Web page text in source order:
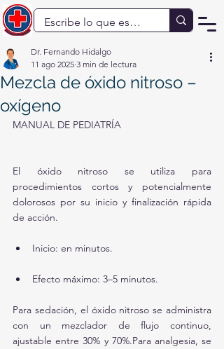
Mezcla de óxido nitroso –
oxígeno
Dr. Fernando Hidalgo
11 ago 2025 3 min de lectura
MANUAL DE PEDIATRÍA
El óxido nitroso se utiliza para
procedimientos cortos y potencialmente
dolorosos por su inicio y finalización rápida
de acción.
Inicio: en minutos.
Efecto máximo: 3–5 minutos.
Para sedación, el óxido nitroso se administra
con un mezclador de flujo continuo,
ajustable entre 30% y 70%.Para analgesia, se